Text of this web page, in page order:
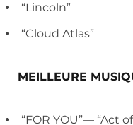
“Lincoln”
“Cloud Atlas”
MEILLEURE
“FOR YOU”— “Act